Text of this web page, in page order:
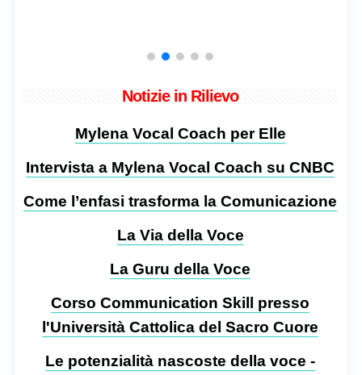
Notizie in Rilievo
Mylena Vocal Coach per Elle
Intervista a Mylena Vocal Coach su CNBC
Come l’enfasi trasforma la Comunicazione
La Via della Voce
La Guru della Voce
Corso Communication Skill presso
l'Università Cattolica del Sacro Cuore
Le potenzialità nascoste della voce -